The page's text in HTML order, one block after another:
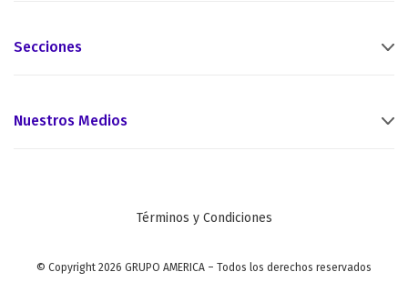
Secciones
Nuestros Medios
Términos y Condiciones
© Copyright 2026 GRUPO AMERICA – Todos los derechos reservados